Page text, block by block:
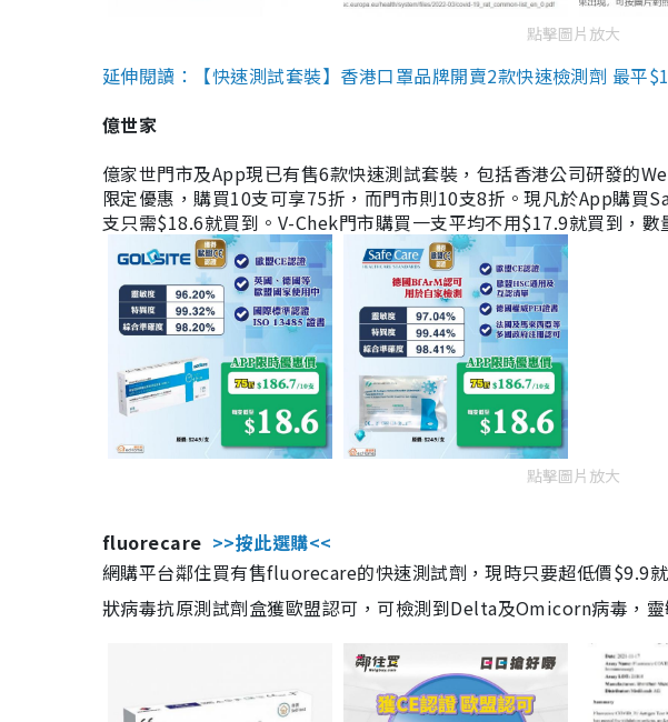
點擊圖片放大
延伸閱讀：【快速測試套裝】香港口罩品牌開賣2款快速檢測劑 最
億世家
億家世門市及App現已有售6款快速測試套裝，包括香港公司研發的
限定優惠，購買10支可享75折，而門市則10支8折。現凡於App購
支只需$18.6就買到。V-Chek門市購買一支平均不用$17.9就買到，數
點擊圖片放大
fluorecare >>按此選購<<
網購平台鄰住買有售fluorecare的快速測試劑，現時只要超低價$9.9
狀病毒抗原測試劑盒獲歐盟認可，可檢測到Delta及Omicorn病毒，